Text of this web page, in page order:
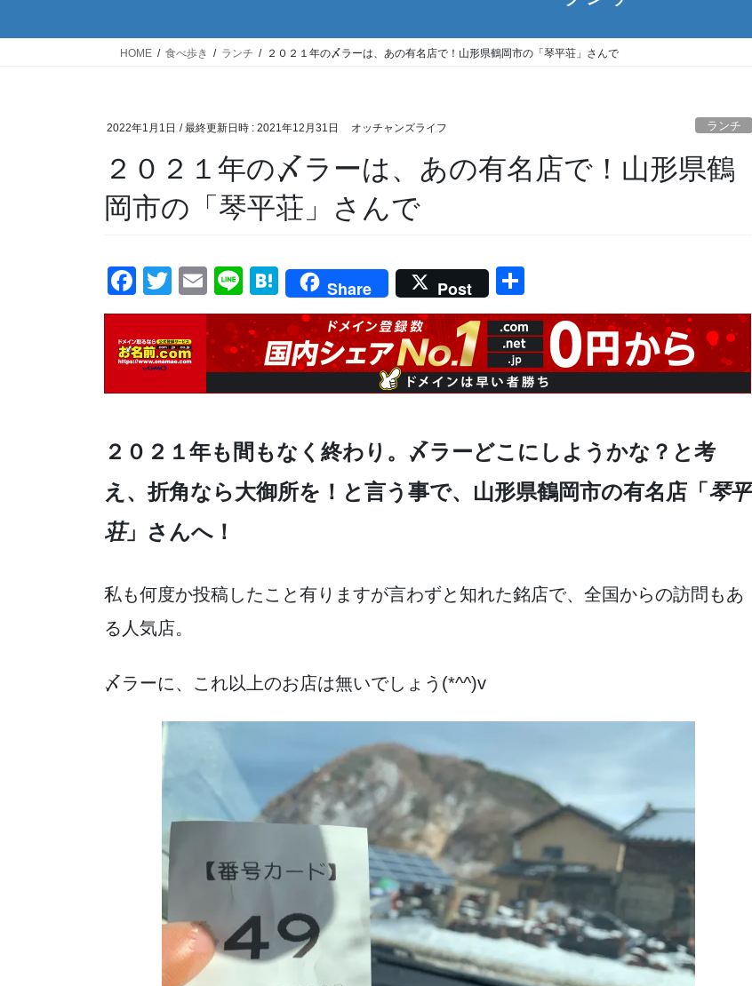
HOME 食べ歩き ランチ ２０２１年の〆ラーは、あの有名店で！山形県鶴岡市の「琴平荘」さんで
2022年1月1日 / 最終更新日時 : 2021年12月31日 オッチャンズライフ ランチ
２０２１年の〆ラーは、あの有名店で！山形県鶴
岡市の「琴平荘」さんで
F
a
c
e
b
o
k
T
wi
tt
er
E
m
ail
Li
n
e
H
at
e
n
a
Share Post
有
２０２１年も間もなく終わり。〆ラーどこにしようかな？と考
え、折角なら大御所を！と言う事で、山形県鶴岡市の有名店「 琴平
荘」さんへ！
私も何度か投稿したこと有りますが言わずと知れた銘店で、全国からの訪問もあ
る人気店。
〆ラーに、これ以上のお店は無いでしょう(*^^)v